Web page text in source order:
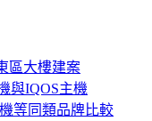
區大樓建案
與IQOS主機
等同類品牌比較